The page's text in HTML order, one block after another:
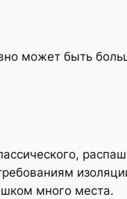
может быть
много места.